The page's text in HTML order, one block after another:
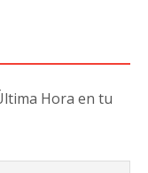
Hora en tu